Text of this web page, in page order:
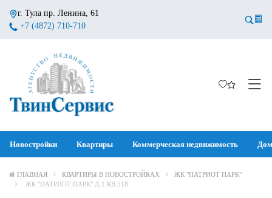
г. Тула пр. Ленина, 61
+7 (4872) 710-710
Новостройки Квартиры Коммерческая недвижимость
ГЛАВНАЯ КВАРТИРЫ В НОВОСТРОЙКАХ
ЖК "ПАТРИОТ ПАРК"
ЖК "ПАТРИОТ ПАРК" Д.1 КВ.518